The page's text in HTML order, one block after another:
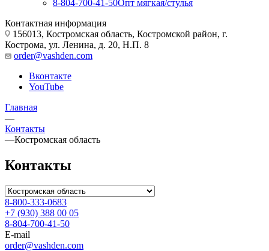
8-804-700-41-50Опт мягкая/стулья
Контактная информация
156013, Костромская область, Костромской район, г.
Кострома, ул. Ленина, д. 20, Н.П. 8
order@vashden.com
Вконтакте
YouTube
Главная
—
Контакты
—Костромская область
Контакты
8-800-333-0683
+7 (930) 388 00 05
8-804-700-41-50
E-mail
order@vashden.com